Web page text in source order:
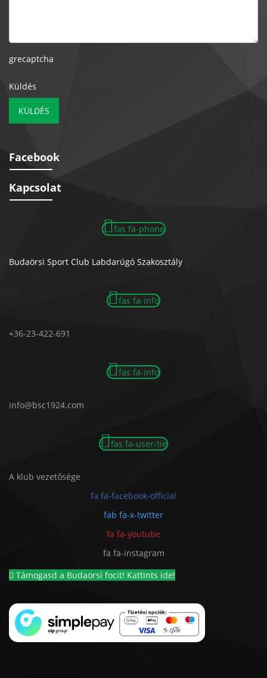
grecaptcha
Küldés
KÜLDÉS
Facebook
Kapcsolat
fas fa-phone
Budaörsi Sport Club Labdarúgó Szakosztály
fas fa-info
+36-23-422-691
fas fa-info
info@bsc1924.com
fas fa-user-tie
A klub vezetősége
fa fa-facebook-official
fab fa-x-twitter
fa fa-youtube
fa fa-instagram
Támogasd a Budaörsi focit! Kattints ide!